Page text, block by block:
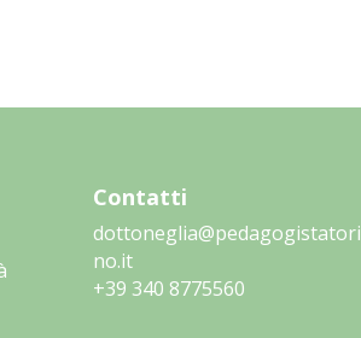
Contatti
dottoneglia@pedagogistatori
no.it
‭+39 340 8775560‬